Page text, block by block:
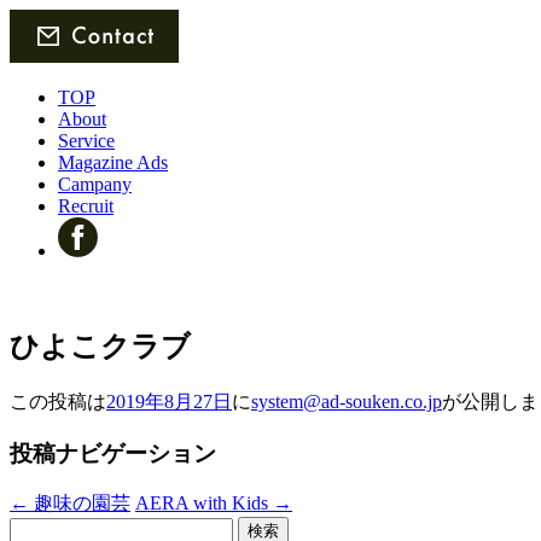
TOP
About
Service
Magazine Ads
Campany
Recruit
ひよこクラブ
この投稿は2019年8月27日 にsystem@ad-souken.co.jpが公開し
投稿ナビゲーション
← 趣味の園芸 AERA with Kids →